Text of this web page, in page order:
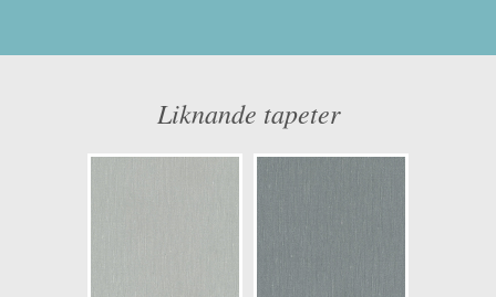
Längd x Bredd: 10,05 x 0,53
NCS Bottenkulör: S5010-R90B
Liknande tapeter